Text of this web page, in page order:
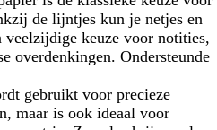
de lijntjes kun je netjes en
veelzijdige keuze voor notities,
overdenkingen. Ondersteunde
gebruikt voor precieze
maar is ook ideaal voor